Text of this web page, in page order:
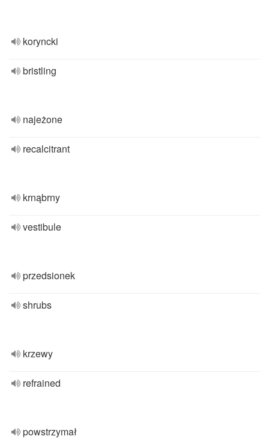
koryncki
bristling
najeżone
recalcitrant
krnąbrny
vestibule
przedsionek
shrubs
krzewy
refrained
powstrzymał